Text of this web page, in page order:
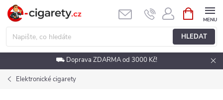
Přejít
obsah
HLEDAT
NÁKUPNÍ
KOŠÍK
⛟ Doprava ZDARMA od 3000 Kč!
Elektronické cigarety